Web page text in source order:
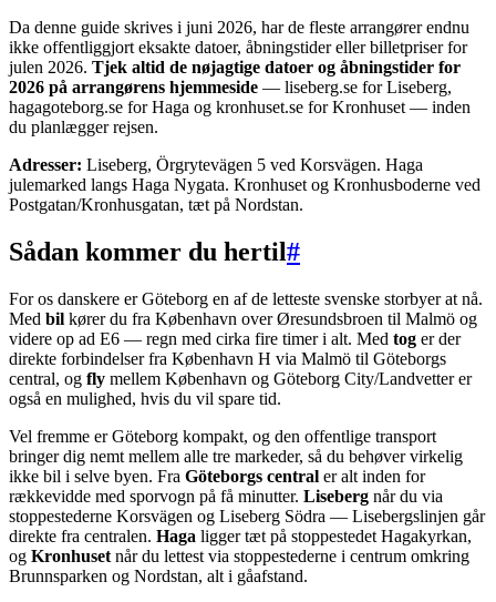
Da denne guide skrives i juni 2026, har de fleste arrangører endnu
ikke offentliggjort eksakte datoer, åbningstider eller billetpriser for
julen 2026. Tjek altid de nøjagtige datoer og åbningstider for
2026 på arrangørens hjemmeside — liseberg.se for Liseberg,
hagagoteborg.se for Haga og kronhuset.se for Kronhuset — inden
du planlægger rejsen.
Adresser: Liseberg, Örgrytevägen 5 ved Korsvägen. Haga
julemarked langs Haga Nygata. Kronhuset og Kronhusboderne ved
Postgatan/Kronhusgatan, tæt på Nordstan.
Sådan kommer du hertil#
For os danskere er Göteborg en af de letteste svenske storbyer at nå.
Med bil kører du fra København over Øresundsbroen til Malmö og
videre op ad E6 — regn med cirka fire timer i alt. Med tog er der
direkte forbindelser fra København H via Malmö til Göteborgs
central, og fly mellem København og Göteborg City/Landvetter er
også en mulighed, hvis du vil spare tid.
Vel fremme er Göteborg kompakt, og den offentlige transport
bringer dig nemt mellem alle tre markeder, så du behøver virkelig
ikke bil i selve byen. Fra Göteborgs central er alt inden for
rækkevidde med sporvogn på få minutter. Liseberg når du via
stoppestederne Korsvägen og Liseberg Södra — Lisebergslinjen går
direkte fra centralen. Haga ligger tæt på stoppestedet Hagakyrkan,
og Kronhuset når du lettest via stoppestederne i centrum omkring
Brunnsparken og Nordstan, alt i gåafstand.